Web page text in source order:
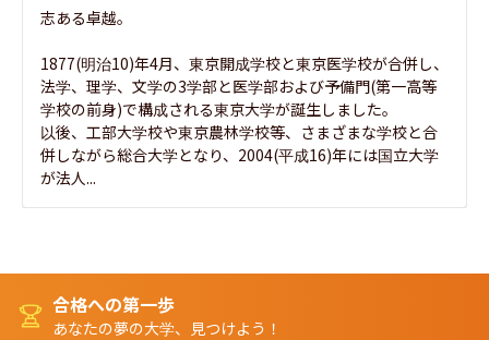
志ある卓越。
1877(明治10)年4月、東京開成学校と東京医学校が合併し、
法学、理学、文学の3学部と医学部および予備門(第一高等
学校の前身)で構成される東京大学が誕生しました。
以後、工部大学校や東京農林学校等、さまざまな学校と合
併しながら総合大学となり、2004(平成16)年には国立大学
が法人...
合格への第一歩
あなたの夢の大学、見つけよう！